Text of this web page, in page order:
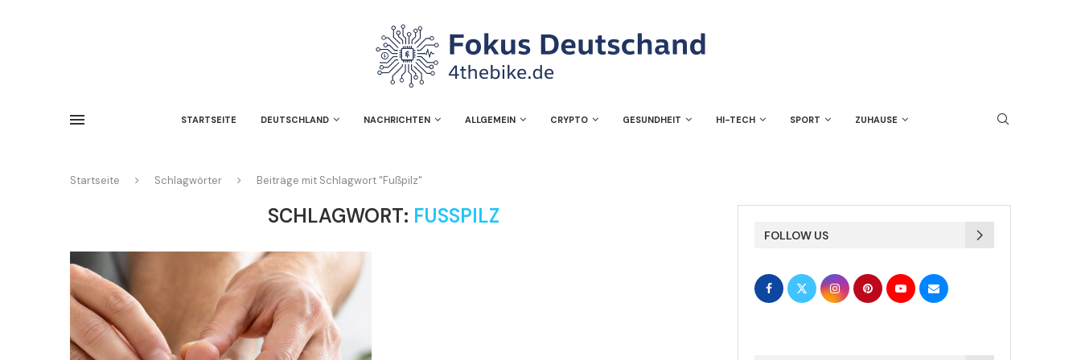
STARTSEITE DEUTSCHLAND NACHRICHTEN ALLGEMEIN CRYPTO GESUNDHEIT HI-TECH SPORT ZUHAUSE
Startseite Schlagwörter Beiträge mit Schlagwort "Fußpilz"
SCHLAGWORT: FUSSPILZ
FOLLOW US